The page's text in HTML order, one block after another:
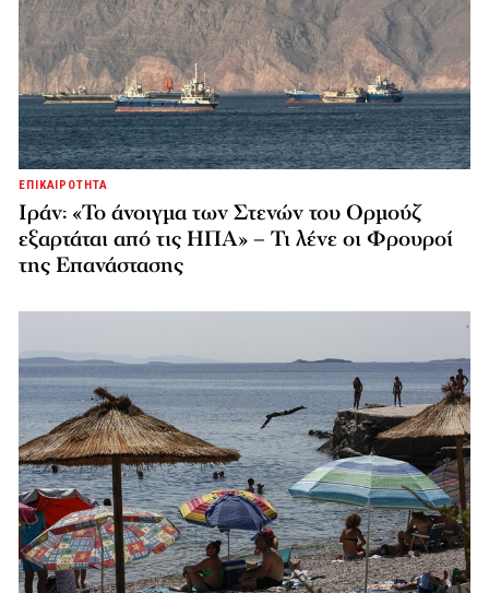
ΕΠΙΚΑΙΡΟΤΗΤΑ
Ιράν: «Το άνοιγμα των Στενών του Ορμούζ
εξαρτάται από τις ΗΠΑ» – Τι λένε οι Φρουροί
της Επανάστασης